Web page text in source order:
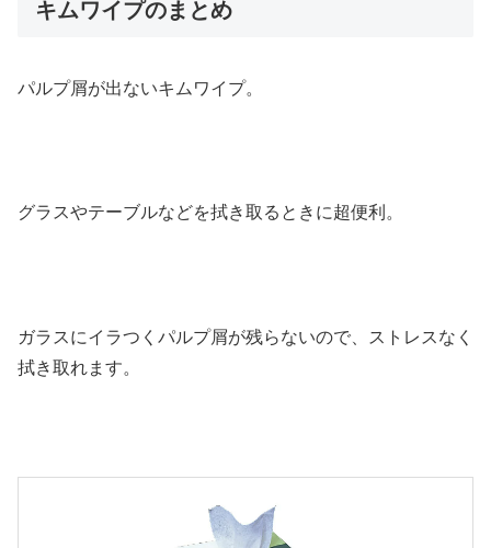
キムワイプのまとめ
パルプ屑が出ないキムワイプ。
グラスやテーブルなどを拭き取るときに超便利。
ガラスにイラつくパルプ屑が残らないので、ストレスなく
拭き取れます。